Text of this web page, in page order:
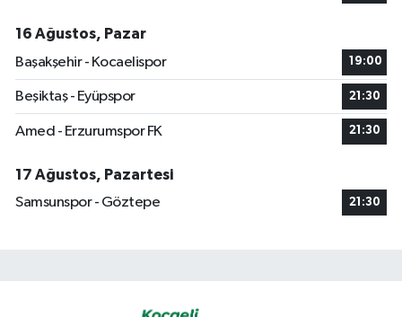
16 Ağustos, Pazar
Başakşehir - Kocaelispor
19:00
Beşiktaş - Eyüpspor 21:30
Amed - Erzurumspor FK 21:30
17 Ağustos, Pazartesi
Samsunspor - Göztepe
21:30